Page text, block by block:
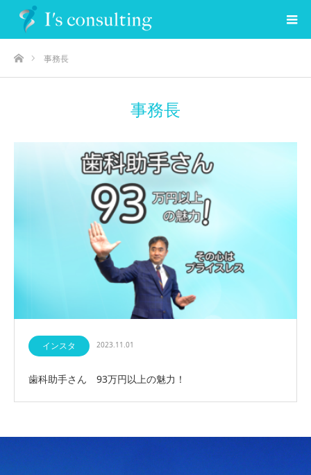
ホーム事務長
事務長
インスタ 2023.11.01
歯科助手さん 93万円以上の魅力！